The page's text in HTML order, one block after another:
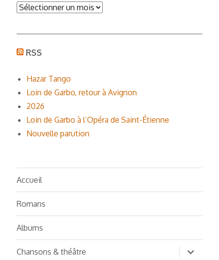
Archives
RSS
Hazar Tango
Loin de Garbo, retour à Avignon
2026
Loin de Garbo à l’Opéra de Saint-Étienne
Nouvelle parution
Accueil
Romans
Albums
Chansons & théâtre
ouvrir
le